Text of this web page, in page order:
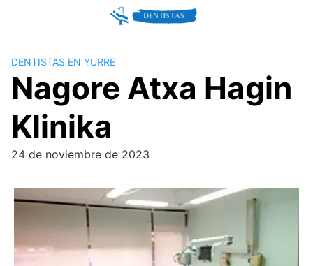
DENTISTAS EN YURRE
Nagore Atxa Hagin
Klinika
24 de noviembre de 2023